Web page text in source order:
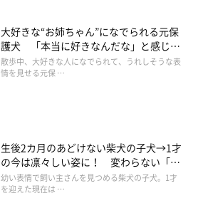
大好きな“お姉ちゃん”になでられる元保
護犬 「本当に好きなんだな」と感じる
表情にほっこり
散歩中、大好きな人になでられて、うれしそうな表
情を見せる元保 …
生後2カ月のあどけない柴犬の子犬→1才
の今は凛々しい姿に！ 変わらない「く
りくりおめめ」にもほっこり
幼い表情で飼い主さんを見つめる柴犬の子犬。1才
を迎えた現在は …